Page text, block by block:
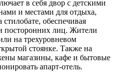
в себя двор с детскими
и местами для отдыха,
обеспечивая
посторонних лиц. Жители
на трехуровневом
стоянке. Также на
магазины, кафе и бытовые
апарт-отель.